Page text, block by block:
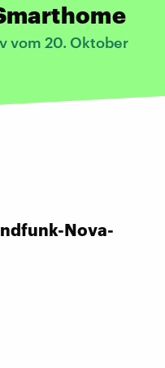
vom 20. Oktober
Nova-